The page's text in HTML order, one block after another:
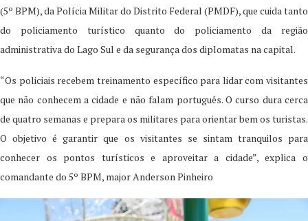
(5º BPM), da Polícia Militar do Distrito Federal (PMDF), que cuida tanto
do policiamento turístico quanto do policiamento da região
administrativa do Lago Sul e da segurança dos diplomatas na capital.
“Os policiais recebem treinamento específico para lidar com visitantes
que não conhecem a cidade e não falam português. O curso dura cerca
de quatro semanas e prepara os militares para orientar bem os turistas.
O objetivo é garantir que os visitantes se sintam tranquilos para
conhecer os pontos turísticos e aproveitar a cidade”, explica o
comandante do 5º BPM, major Anderson Pinheiro